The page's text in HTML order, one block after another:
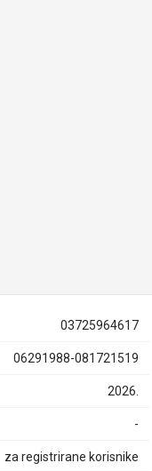
03725964617
06291988-081721519
2026.
-
za registrirane korisnike